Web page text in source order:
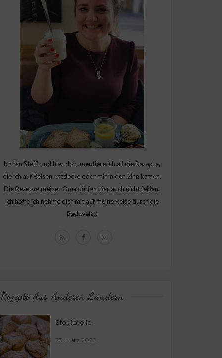
Ich bin Steffi und hier dokumentiere ich all die Rezepte,
die ich auf Reisen entdecke oder mir in den Sinn kamen.
Die Rezepte meiner Oma dürfen hier auch nicht fehlen.
Ich hoffe ich nehme dich mit auf meine Reise durch die
Backwelt :)
Rezepte Aus Anderen Ländern
Sfogliatelle
23. März 2022